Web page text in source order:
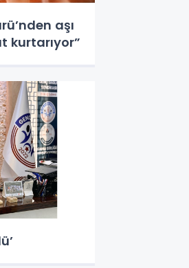
aşı
kurtarıyor”